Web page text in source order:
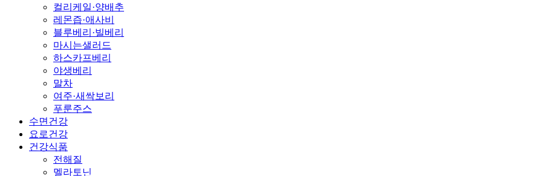
컬리케일·양배추
레몬즙·애사비
블루베리·빌베리
마시는샐러드
하스카프베리
야생베리
말차
여주·새싹보리
푸룬주스
수면건강
요로건강
건강식품
전해질
멜라토닌